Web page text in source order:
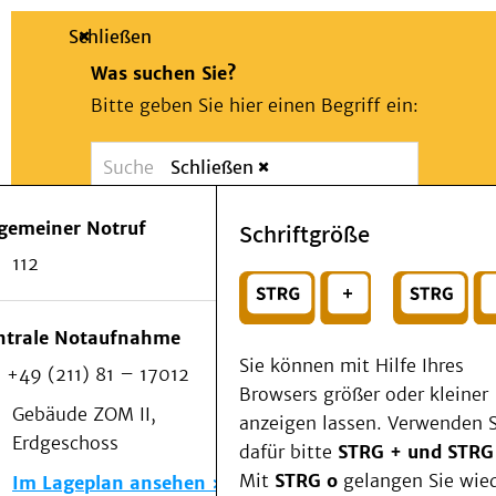
Suche
Schließen
Was suchen Sie?
Bitte geben Sie hier einen Begriff ein:
Suchen
Wählen Sie ein Thema für Ihren
Notfall
Schließen
Notruf
112
Notaufnahme
+49 (211) 81 – 17012
Gebäude ZOM II,
Erdgeschoss
Im Lageplan ansehen
Schriftgröße
Sie können mit Hilfe Ihres
Browsers größer oder kleiner
anzeigen lassen. Verwenden
dafür bitte STRG + und
Mit STRG o gelangen Sie
Patienten & Besucher
Als Patient am UKD
Beratung und Unterstützung
Veranstaltungen
Kommunikation im Medizinwesen (KIM)
Notfall
Forschung & Lehre
Medizinische Fakultät